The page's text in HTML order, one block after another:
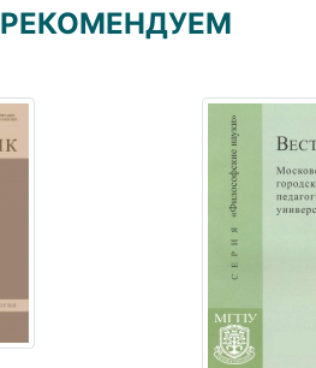
РЕКОМЕНДУЕМ